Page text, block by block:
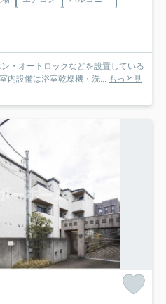
・オートロックなどを設置している
内設備は浴室乾燥機・洗... もっと見